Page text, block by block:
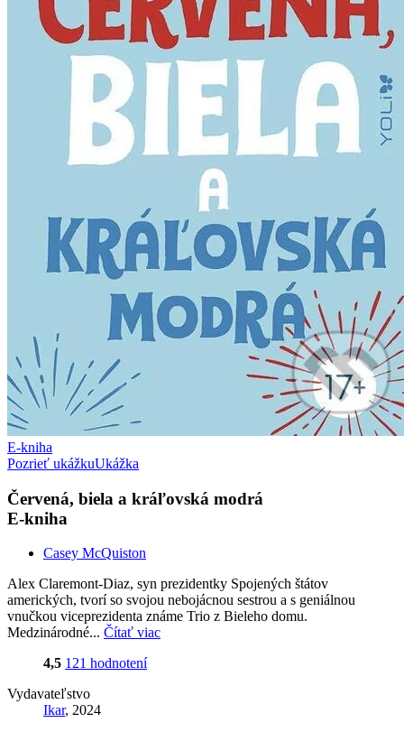
E-kniha
Pozrieť ukážkuUkážka
Červená, biela a kráľovská modrá
E-kniha
Casey McQuiston
Alex Claremont-Diaz, syn prezidentky Spojených štátov
amerických, tvorí so svojou nebojácnou sestrou a s geniálnou
vnučkou viceprezidenta známe Trio z Bieleho domu.
Medzinárodné... Čítať viac
4,5 121 hodnotení
Vydavateľstvo
Ikar, 2024